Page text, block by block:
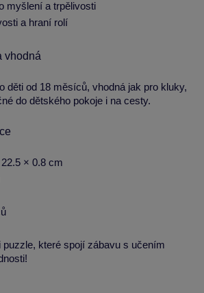
myšlení a trpělivosti
a hraní rolí
vhodná
děti od 18 měsíců, vhodná jak pro kluky,
do dětského pokoje i na cesty.
× 0.8 cm
které spojí zábavu s učením